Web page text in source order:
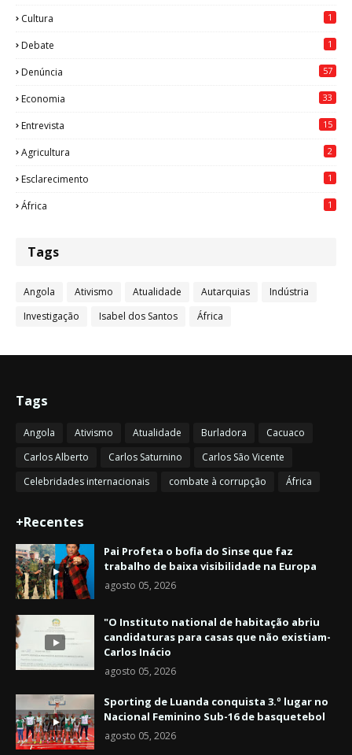
Cultura 1
Debate 1
Denúncia 57
Economia 33
Entrevista 15
Agricultura 2
Esclarecimento 1
África 1
Tags
Angola Ativismo Atualidade Autarquias
Indústria
Investigação
Isabel dos Santos África
Tags
Angola Ativismo Atualidade Burladora
Cacuaco
Carlos Alberto
Carlos Saturnino
Carlos São Vicente
Celebridades internacionais
combate à corrupção África
+Recentes
Pai Profeta o bofia do Sinse que faz
trabalho de baixa visibilidade na Europa
agosto 05, 2026
"O Instituto national de habitação abriu
candidaturas para casas que não existiam-
Carlos Inácio
agosto 05, 2026
Sporting de Luanda conquista 3.º lugar no
Nacional Feminino Sub-16 de basquetebol
agosto 05, 2026